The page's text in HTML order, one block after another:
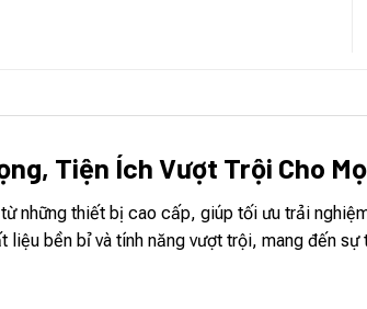
Tiện Ích Vượt Trội Cho
những thiết bị cao cấp, giúp tối ưu trải
liệu bền bỉ và tính năng vượt trội, mang đến